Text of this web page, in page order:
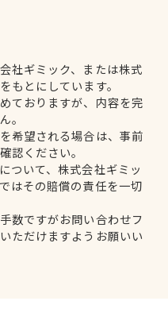
社ギミック、または株式
もとにしています。
ておりますが、内容を完
。
希望される場合は、事前
認ください。
ついて、株式会社ギミッ
はその賠償の責任を一切
数ですがお問い合わせフ
ただけますようお願いい